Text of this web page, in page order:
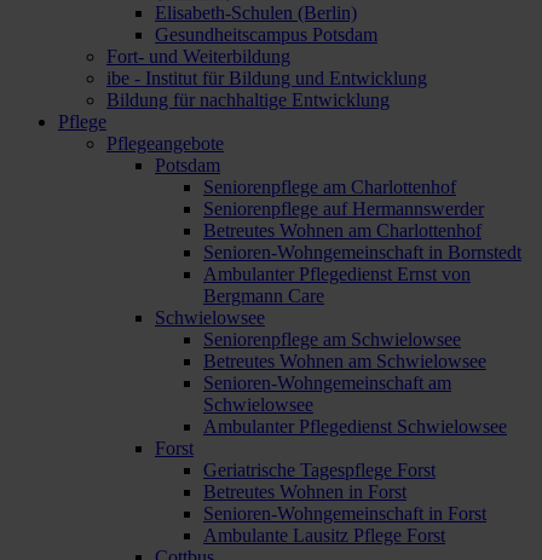
Elisabeth-Schulen (Berlin)
Gesundheitscampus Potsdam
Fort- und Weiterbildung
ibe - Institut für Bildung und Entwicklung
Bildung für nachhaltige Entwicklung
Pflege
Pflegeangebote
Potsdam
Seniorenpflege am Charlottenhof
Seniorenpflege auf Hermannswerder
Betreutes Wohnen am Charlottenhof
Senioren-Wohngemeinschaft in Bornstedt
Ambulanter Pflegedienst Ernst von
Bergmann Care
Schwielowsee
Seniorenpflege am Schwielowsee
Betreutes Wohnen am Schwielowsee
Senioren-Wohngemeinschaft am
Schwielowsee
Ambulanter Pflegedienst Schwielowsee
Forst
Geriatrische Tagespflege Forst
Betreutes Wohnen in Forst
Senioren-Wohngemeinschaft in Forst
Ambulante Lausitz Pflege Forst